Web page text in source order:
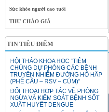
Sức khỏe người cao tuổi
THƯ CHÀO GIÁ
TIN TIÊU ĐIỂM
HỘI THẢO KHOA HỌC “TIÊM
CHỦNG DỰ PHÒNG CÁC BỆNH
TRUYỀN NHIỄM ĐƯỜNG HÔ HẤP
(PHẾ CẦU – RSV – CÚM)”
ĐỐI THOẠI HỢP TÁC VỀ PHÒNG
NGỪA VÀ KIỂM SOÁT BỆNH SỐT
XUẤT HUYẾT DENGUE